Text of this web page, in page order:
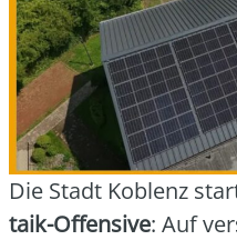
Die Stadt Koblenz
ta­ik-Offen­si­ve: Auf